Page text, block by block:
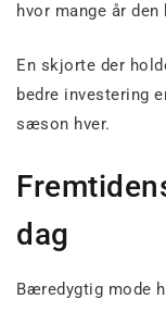
hvor mange år
En skjorte der
bedre investering
sæson hver.
dag
Bæredygtig mode